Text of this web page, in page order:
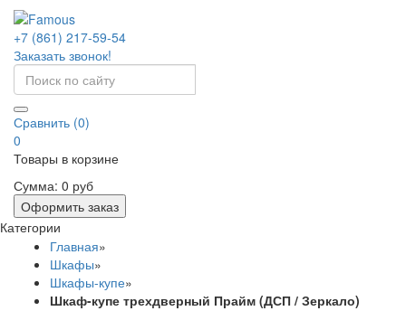
+7 (861) 217-59-54
Заказать звонок!
Сравнить (0)
0
Товары в корзине
Сумма: 0 руб
Оформить заказ
Категории
Главная»
Шкафы»
Шкафы-купе»
Шкаф-купе трехдверный Прайм (ДСП / Зеркало)